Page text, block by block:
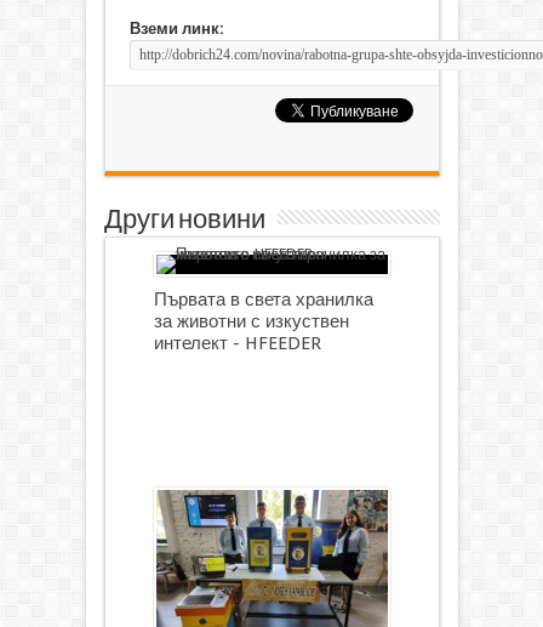
Вземи линк:
Други новини
Първата в света хранилка
за животни с изкуствен
интелект - HFEEDER